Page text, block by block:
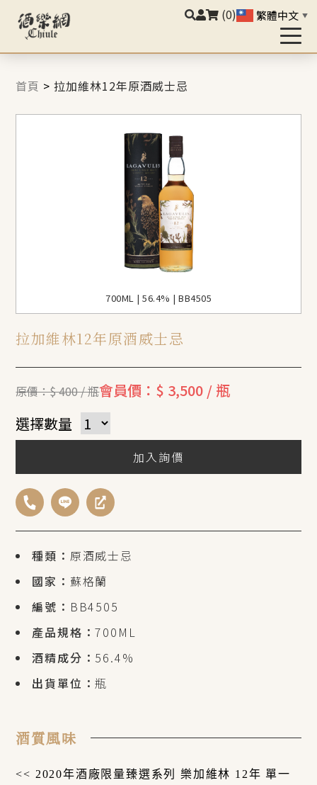
(0) 繁體中文 ▼
首頁 >拉加維林12年原酒威士忌
700ML | 56.4% | BB4505
拉加維林12年原酒威士忌
種類： 原酒威士忌
國家： 蘇格蘭
編號： BB4505
產品規格：700ML
酒精成分： 56.4%
出貨單位：瓶
原價：$ 400 / 瓶會員價：$ 3,500 / 瓶
選擇數量
加入詢價
酒質風味
<< 2020年酒廠限量臻選系列 樂加維林 12年 單一